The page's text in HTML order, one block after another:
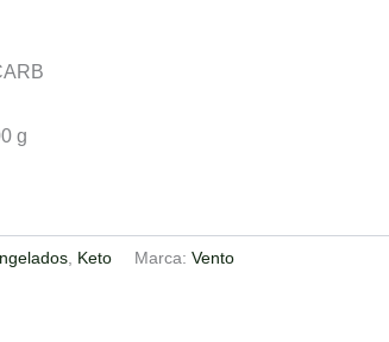
g
Keto Marca: Vento